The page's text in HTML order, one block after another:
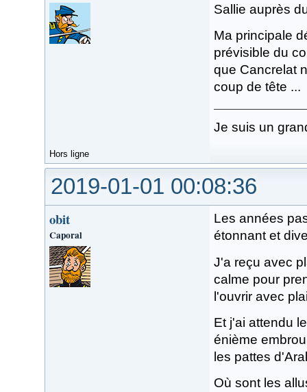
Sallie auprès
Ma principale
prévisible du
que Cancrelat
coup de tête ...
Je suis un
Hors ligne
2019-01-01 00:08:36
obit
Caporal
Les années
étonnant et
J'a reçu avec
calme pour
l'ouvrir avec
Et j'ai attendu
énième
les pattes
Où sont les